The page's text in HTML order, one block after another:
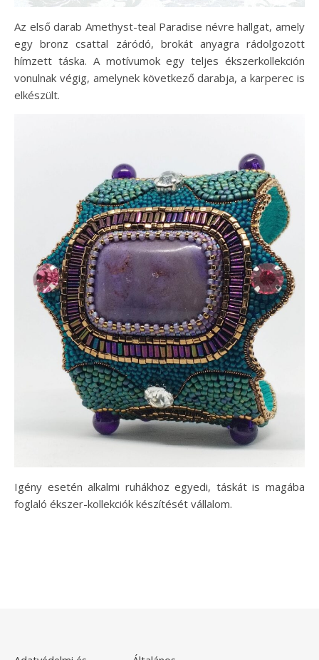
Az első darab Amethyst-teal Paradise névre hallgat, amely
egy bronz csattal záródó, brokát anyagra rádolgozott
hímzett táska. A motívumok egy teljes ékszerkollekción
vonulnak végig, amelynek következő darabja, a karperec is
elkészült.
Igény esetén alkalmi ruhákhoz egyedi, táskát is magába
foglaló ékszer-kollekciók készítését vállalom.